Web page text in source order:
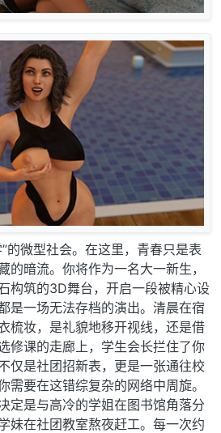
的微型社会。在这里，青春只是表
的暗流。你将作为一名大一新生，
构筑的3D舞台，开启一段被精心设
是一场无法存档的演出。清晨在宿
梳妆，是礼貌地移开视线，还是借
修课的走廊上，学生会长拦住了你
仅是社团招新表，更是一张通往校
需要在这错综复杂的网络中周旋。
定是与高冷的学姐在图书馆角落分
妹在社团教室熬夜赶工。每一次约